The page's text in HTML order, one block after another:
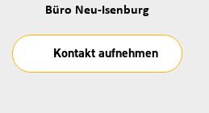
Büro Neu-Isenburg
Kontakt aufnehmen